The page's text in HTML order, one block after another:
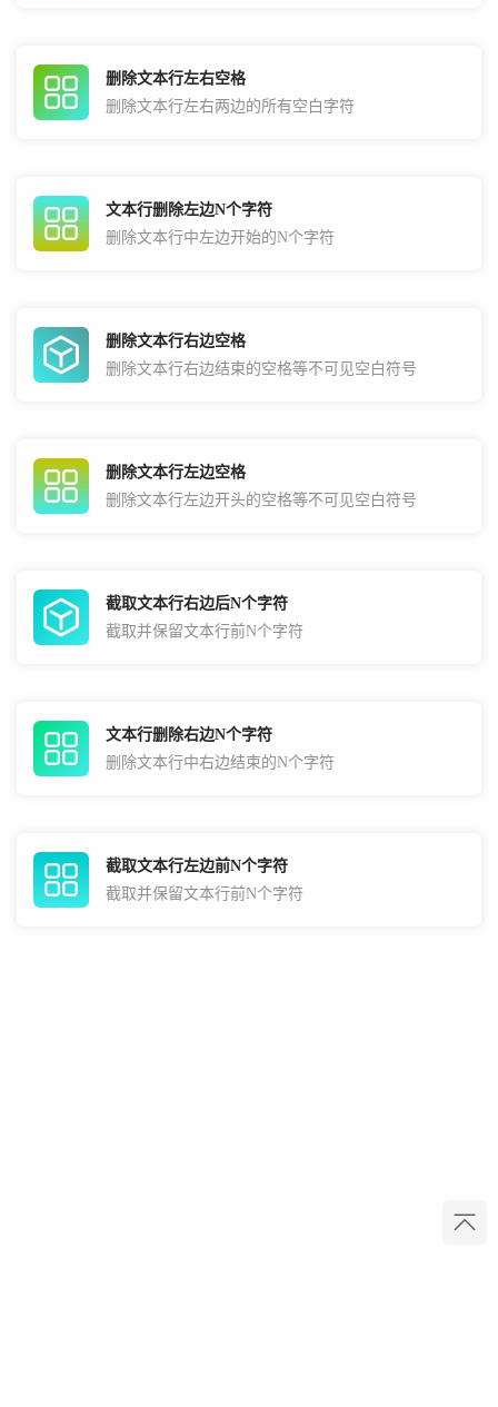
删除文本行左右空格
删除文本行左右两边的所有空白字符
文本行删除左边N个字符
删除文本行中左边开始的N个字符
删除文本行右边空格
删除文本行右边结束的空格等不可见空白符号
删除文本行左边空格
删除文本行左边开头的空格等不可见空白符号
截取文本行右边后N个字符
截取并保留文本行前N个字符
文本行删除右边N个字符
删除文本行中右边结束的N个字符
截取文本行左边前N个字符
截取并保留文本行前N个字符